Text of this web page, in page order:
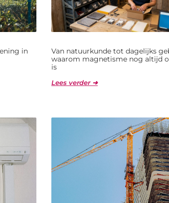
in
Van natuurkunde tot dagelijks
waarom magnetisme nog altijd
is
Lees verder ➜